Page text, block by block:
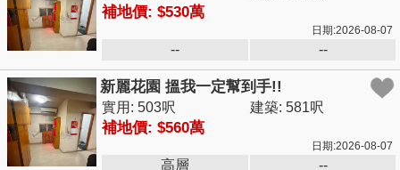
補地價: $530萬
日期:2026-08-07
-- --
新麗花園 搵我一定幫到手!!
實用: 503呎 建築: 581呎
補地價: $560萬
日期:2026-08-07
高層 --